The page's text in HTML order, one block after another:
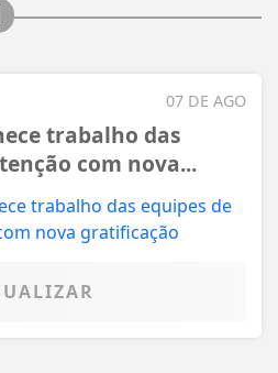
07 DE AGO
trabalho das
com nova...